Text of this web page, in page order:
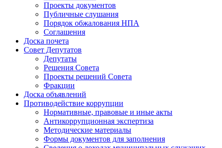
Проекты документов
Публичные слушания
Порядок обжалования НПА
Соглашения
Доска почета
Совет Депутатов
Депутаты
Решения Совета
Проекты решений Совета
Фракции
Доска объявлений
Противодействие коррупции
Нормативные, правовые и иные акты
Антикоррупционная экспертиза
Методические материалы
Формы документов для заполнения